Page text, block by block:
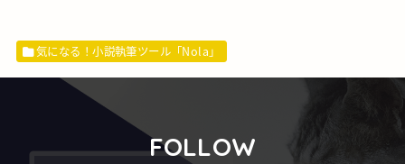
気になる！小説執筆ツール「Nola」
FOLLOW